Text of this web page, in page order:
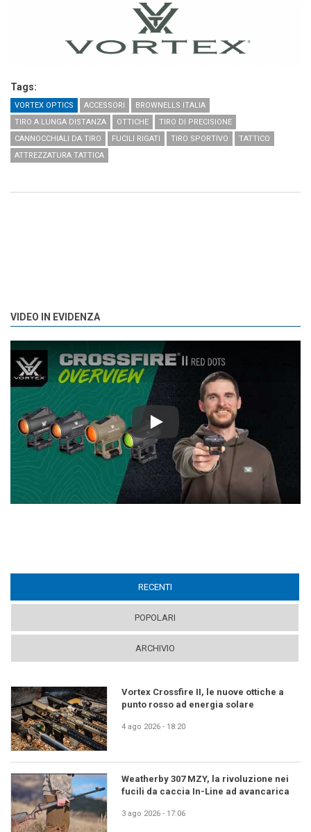
Tags:
VORTEX OPTICS ACCESSORI
BROWNELLS ITALIA
TIRO A LUNGA DISTANZA
OTTICHE
TIRO DI PRECISIONE
CANNOCCHIALI DA TIRO
FUCILI RIGATI TIRO SPORTIVO
TATTICO
ATTREZZATURA TATTICA
VIDEO IN EVIDENZA
Play
RECENTI
POPOLARI
ARCHIVIO
Vortex Crossfire II, le nuove ottiche a
punto rosso ad energia solare
4 ago 2026 - 18:20
Weatherby 307 MZY, la rivoluzione nei
fucili da caccia In-Line ad avancarica
3 ago 2026 - 17:06